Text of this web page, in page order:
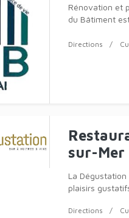
Rénovation et
du Bâtiment
Directions
sur-Mer
La
plaisirs
Directions